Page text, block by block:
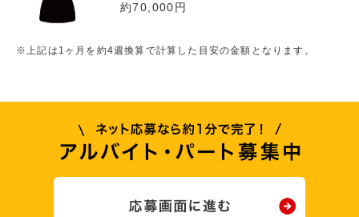
約70,000円
※上記は1ヶ月を約4週換算で計算した目安の金額となります。